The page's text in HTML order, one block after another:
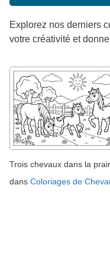
Explorez nos derniers
votre créativité et
Trois chevaux dans la
dans Coloriages de